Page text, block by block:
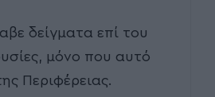
δείγματα επί του
μόνο που αυτό
Περιφέρειας.